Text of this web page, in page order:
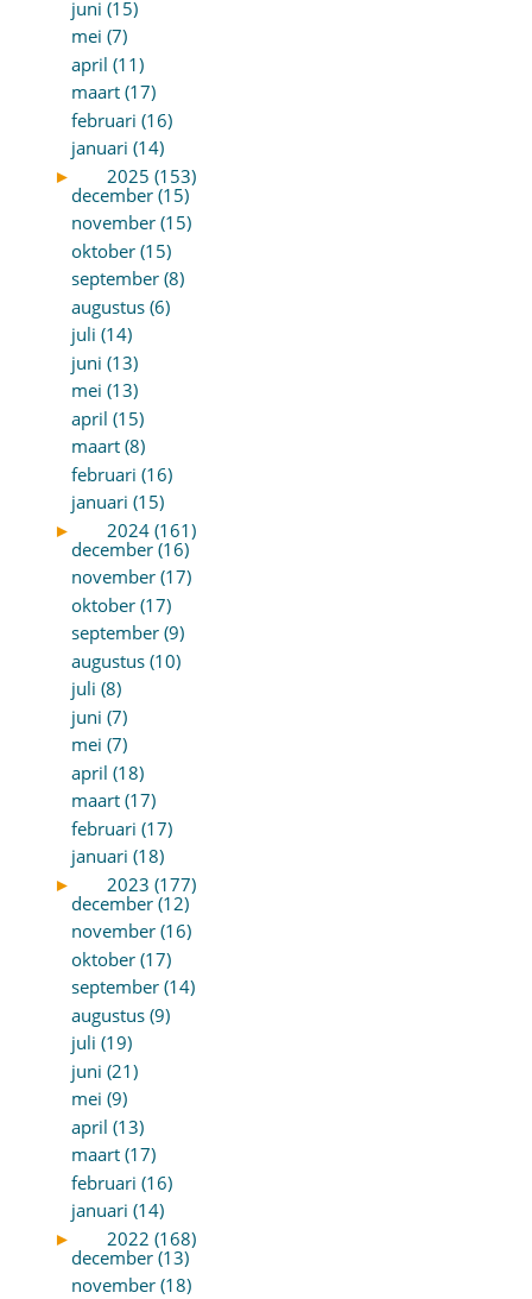
juni (15)
mei (7)
april (11)
maart (17)
februari (16)
januari (14)
►
2025 (153)
december (15)
november (15)
oktober (15)
september (8)
augustus (6)
juli (14)
juni (13)
mei (13)
april (15)
maart (8)
februari (16)
januari (15)
►
2024 (161)
december (16)
november (17)
oktober (17)
september (9)
augustus (10)
juli (8)
juni (7)
mei (7)
april (18)
maart (17)
februari (17)
januari (18)
►
2023 (177)
december (12)
november (16)
oktober (17)
september (14)
augustus (9)
juli (19)
juni (21)
mei (9)
april (13)
maart (17)
februari (16)
januari (14)
►
2022 (168)
december (13)
november (18)